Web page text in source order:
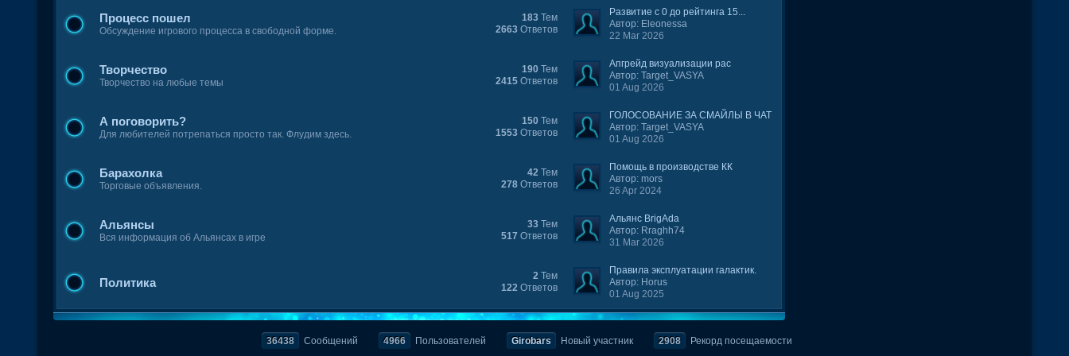
Процесс пошел
Обсуждение игрового процесса в свободной форме.
183 Тем
2663 Ответов
Развитие с 0 до рейтинга 15...
Автор: Eleonessa
22 Mar 2026
Творчество
Творчество на любые темы
190 Тем
2415 Ответов
Апгрейд визуализации рас
Автор: Target_VASYA
01 Aug 2026
А поговорить?
Для любителей потрепаться просто так. Флудим здесь.
150 Тем
1553 Ответов
ГОЛОСОВАНИЕ ЗА СМАЙЛЫ В ЧАТ
Автор: Target_VASYA
01 Aug 2026
Барахолка
Торговые объявления.
42 Тем
278 Ответов
Помощь в производстве КК
Автор: mors
26 Apr 2024
Альянсы
Вся информация об Альянсах в игре
33 Тем
517 Ответов
Альянс BrigAda
Автор: Rraghh74
31 Mar 2026
Политика 2 Тем
122 Ответов
Правила эксплуатации галактик.
Автор: Horus
01 Aug 2025
36438 Сообщений 4966 Пользователей Girobars Новый участник 2908 Рекорд посещаемости